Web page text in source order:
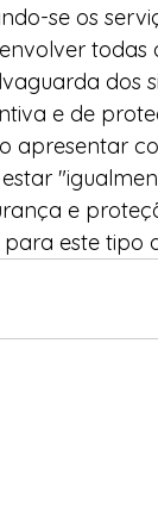
se os
dos
e de
apresentar
e
este tipo